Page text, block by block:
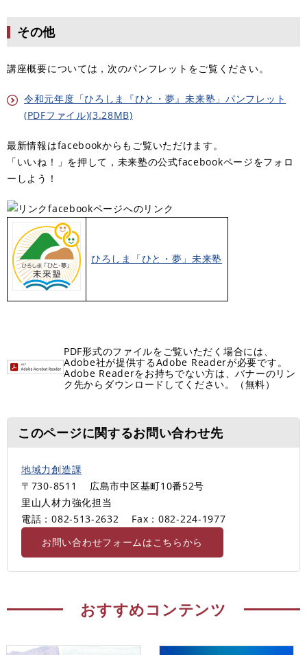
その他
講座概要については，次のパンフレットをご覧ください。
令和元年度「ひろしま『ひと・夢』未来塾」パンフレット
(PDFファイル)(3.28MB)
最新情報はfacebookからもご覧いただけます。
「いいね！」を押して，未来塾の公式facebookページをフォロ
ーしよう！
facebookページへのリンク
ひろしま「ひと・夢」未来塾
PDF形式のファイルをご覧いただく場合には、
Adobe社が提供するAdobe Readerが必要です。
Adobe Readerをお持ちでない方は、バナーのリン
ク先からダウンロードしてください。（無料）
このページに関するお問い合わせ先
地域力創造課
〒730-8511
広島市中区基町10番52号
里山人材力強化担当
電話：082-513-2632
Fax：082-224-1977
お問い合わせフォームはこちらから
おすすめコンテンツ